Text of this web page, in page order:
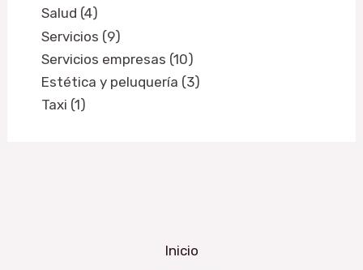
Salud (4)
Servicios (9)
Servicios empresas (10)
Estética y peluquería (3)
Taxi (1)
Inicio